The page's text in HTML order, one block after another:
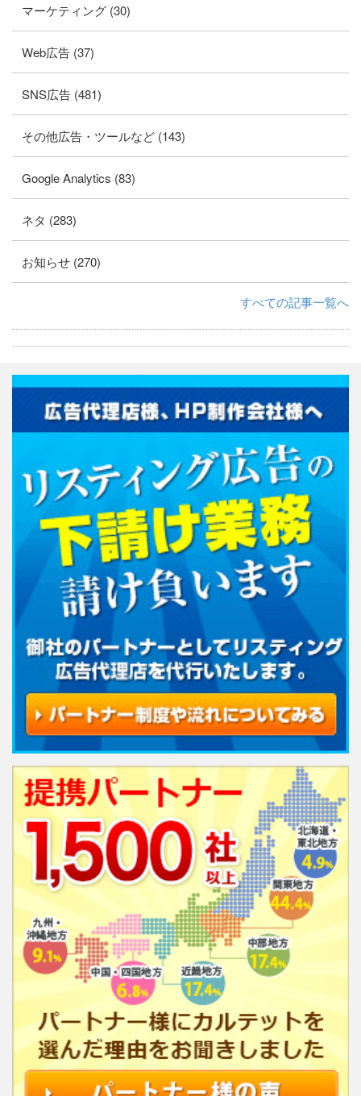
マーケティング (30)
Web広告 (37)
SNS広告 (481)
その他広告・ツールなど (143)
Google Analytics (83)
ネタ (283)
お知らせ (270)
すべての記事一覧へ